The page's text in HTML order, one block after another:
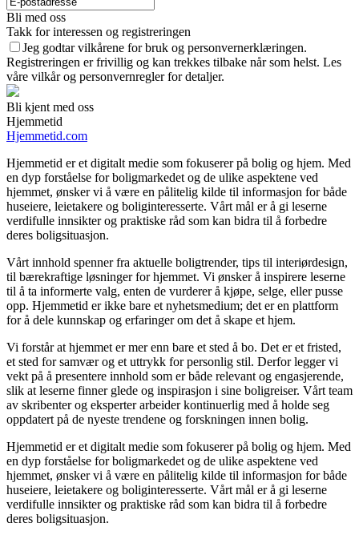
Bli med oss
Takk for interessen og registreringen
Jeg godtar vilkårene for bruk og personvernerklæringen.
Registreringen er frivillig og kan trekkes tilbake når som helst. Les
våre vilkår og personvernregler for detaljer.
Bli kjent med oss
Hjemmetid
Hjemmetid.com
Hjemmetid er et digitalt medie som fokuserer på bolig og hjem. Med
en dyp forståelse for boligmarkedet og de ulike aspektene ved
hjemmet, ønsker vi å være en pålitelig kilde til informasjon for både
huseiere, leietakere og boliginteresserte. Vårt mål er å gi leserne
verdifulle innsikter og praktiske råd som kan bidra til å forbedre
deres boligsituasjon.
Vårt innhold spenner fra aktuelle boligtrender, tips til interiørdesign,
til bærekraftige løsninger for hjemmet. Vi ønsker å inspirere leserne
til å ta informerte valg, enten de vurderer å kjøpe, selge, eller pusse
opp. Hjemmetid er ikke bare et nyhetsmedium; det er en plattform
for å dele kunnskap og erfaringer om det å skape et hjem.
Vi forstår at hjemmet er mer enn bare et sted å bo. Det er et fristed,
et sted for samvær og et uttrykk for personlig stil. Derfor legger vi
vekt på å presentere innhold som er både relevant og engasjerende,
slik at leserne finner glede og inspirasjon i sine boligreiser. Vårt team
av skribenter og eksperter arbeider kontinuerlig med å holde seg
oppdatert på de nyeste trendene og forskningen innen bolig.
Hjemmetid er et digitalt medie som fokuserer på bolig og hjem. Med
en dyp forståelse for boligmarkedet og de ulike aspektene ved
hjemmet, ønsker vi å være en pålitelig kilde til informasjon for både
huseiere, leietakere og boliginteresserte. Vårt mål er å gi leserne
verdifulle innsikter og praktiske råd som kan bidra til å forbedre
deres boligsituasjon.